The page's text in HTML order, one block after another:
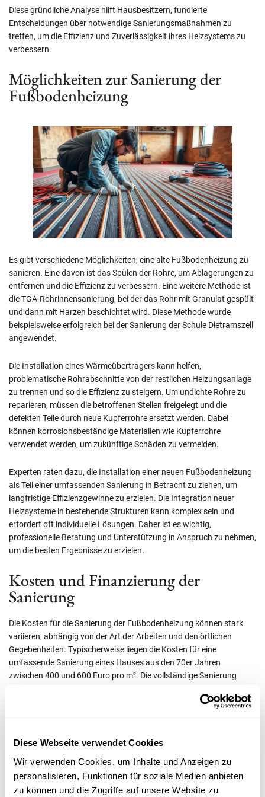
Diese Webseite verwendet Cookies
Wir verwenden Cookies, um Inhalte und Anzeigen zu
personalisieren, Funktionen für soziale Medien anbieten
zu können und die Zugriffe auf unsere Website zu
Diese gründliche Analyse hilft Hausbesitzern, fundierte
Entscheidungen über notwendige Sanierungsmaßnahmen zu
treffen, um die Effizienz und Zuverlässigkeit ihres Heizsystems zu
verbessern.
Möglichkeiten zur Sanierung der
Fußbodenheizung
Es gibt verschiedene Möglichkeiten, eine alte Fußbodenheizung zu
sanieren. Eine davon ist das Spülen der Rohre, um Ablagerungen zu
entfernen und die Effizienz zu verbessern. Eine weitere Methode ist
die TGA-Rohrinnensanierung, bei der das Rohr mit Granulat gespült
und dann mit Harzen beschichtet wird. Diese Methode wurde
beispielsweise erfolgreich bei der Sanierung der Schule Dietramszell
angewendet.
Die Installation eines Wärmeübertragers kann helfen,
problematische Rohrabschnitte von der restlichen Heizungsanlage
zu trennen und so die Effizienz zu steigern. Um undichte Rohre zu
reparieren, müssen die betroffenen Stellen freigelegt und die
defekten Teile durch neue Kupferrohre ersetzt werden. Dabei
können korrosionsbeständige Materialien wie Kupferrohre
verwendet werden, um zukünftige Schäden zu vermeiden.
Experten raten dazu, die Installation einer neuen Fußbodenheizung
als Teil einer umfassenden Sanierung in Betracht zu ziehen, um
langfristige Effizienzgewinne zu erzielen. Die Integration neuer
Heizsysteme in bestehende Strukturen kann komplex sein und
erfordert oft individuelle Lösungen. Daher ist es wichtig,
professionelle Beratung und Unterstützung in Anspruch zu nehmen,
um die besten Ergebnisse zu erzielen.
Kosten und Finanzierung der
Sanierung
Die Kosten für die Sanierung der Fußbodenheizung können stark
variieren, abhängig von der Art der Arbeiten und den örtlichen
Gegebenheiten. Typischerweise liegen die Kosten für eine
umfassende Sanierung eines Hauses aus den 70er Jahren
zwischen 400 und 600 Euro pro m². Die vollständige Sanierung
können bis zu 20 % der förderfähigen Kosten abdecken, maximal
Basis erneuerbarer Energien gibt es Zuschüsse von bis zu 70 % der
Investitionskosten, bis zu 21.000 Euro. Die KfW bietet zudem
zinsgünstige Kredite für umfassende Sanierungen an, die bis zu